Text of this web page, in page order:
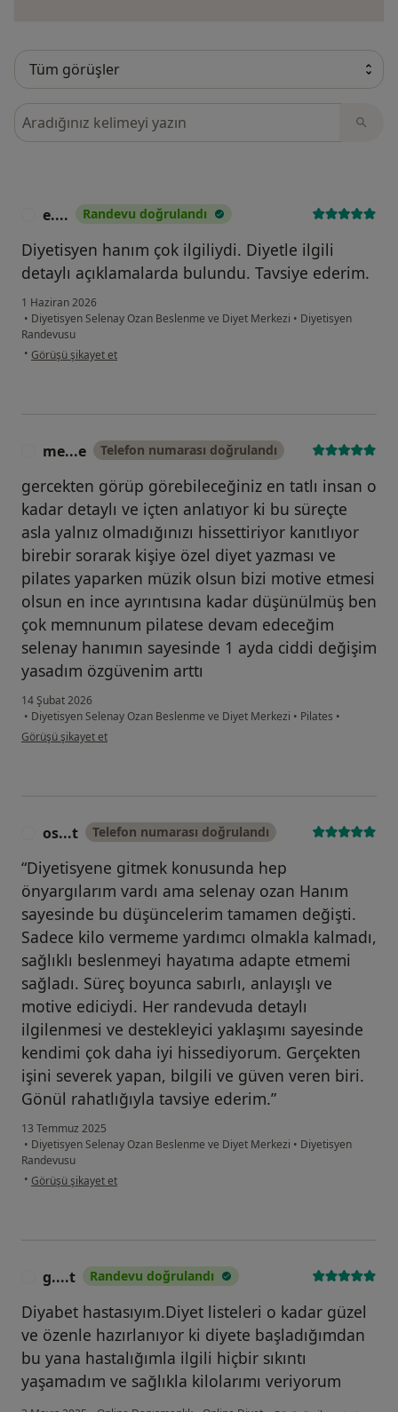
Görüşler içerisinde ara
e.... Randevu doğrulandı
Diyetisyen hanım çok ilgiliydi. Diyetle ilgili
detaylı açıklamalarda bulundu. Tavsiye ederim.
1 Haziran 2026
• Diyetisyen Selenay Ozan Beslenme ve Diyet Merkezi • Diyetisyen
Randevusu
• kullanıcının görüşüne göre e....
Görüşü şikayet et
me...e Telefon numarası doğrulandı
gercekten görüp görebileceğiniz en tatlı insan o
kadar detaylı ve içten anlatıyor ki bu süreçte
asla yalnız olmadığınızı hissettiriyor kanıtlıyor
birebir sorarak kişiye özel diyet yazması ve
pilates yaparken müzik olsun bizi motive etmesi
olsun en ince ayrıntısına kadar düşünülmüş ben
çok memnunum pilatese devam edeceğim
selenay hanımın sayesinde 1 ayda ciddi değişim
yasadım özgüvenim arttı
14 Şubat 2026
• Diyetisyen Selenay Ozan Beslenme ve Diyet Merkezi • Pilates •
kullanıcının görüşüne göre me...e
Görüşü şikayet et
os...t Telefon numarası doğrulandı
“Diyetisyene gitmek konusunda hep
önyargılarım vardı ama selenay ozan Hanım
sayesinde bu düşüncelerim tamamen değişti.
Sadece kilo vermeme yardımcı olmakla kalmadı,
sağlıklı beslenmeyi hayatıma adapte etmemi
sağladı. Süreç boyunca sabırlı, anlayışlı ve
motive ediciydi. Her randevuda detaylı
ilgilenmesi ve destekleyici yaklaşımı sayesinde
kendimi çok daha iyi hissediyorum. Gerçekten
işini severek yapan, bilgili ve güven veren biri.
Gönül rahatlığıyla tavsiye ederim.”
13 Temmuz 2025
• Diyetisyen Selenay Ozan Beslenme ve Diyet Merkezi • Diyetisyen
Randevusu
• kullanıcının görüşüne göre os...t
Görüşü şikayet et
g....t Randevu doğrulandı
Diyabet hastasıyım.Diyet listeleri o kadar güzel
ve özenle hazırlanıyor ki diyete başladığımdan
bu yana hastalığımla ilgili hiçbir sıkıntı
yaşamadım ve sağlıkla kilolarımı veriyorum